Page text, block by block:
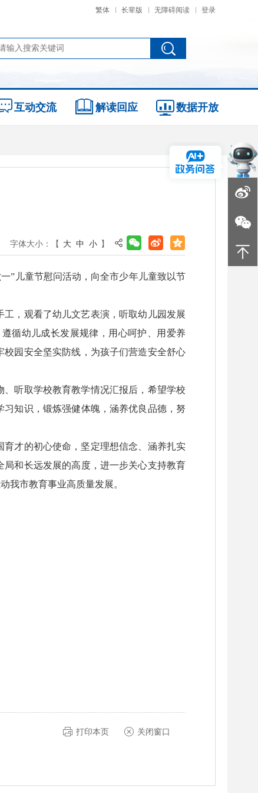
繁体 长辈版 无障碍阅读 登录
互动交流 解读回应 数据开放
字体大小：【 大 中 小 】
”儿童节慰问活动，向全市少年儿童致以节
，观看了幼儿文艺表演，听取幼儿园发展
循幼儿成长发展规律，用心呵护、用爱养
园安全坚实防线，为孩子们营造安全舒心
听取学校教育教学情况汇报后，希望学校
知识，锻炼强健体魄，涵养优良品德，努
才的初心使命，坚定理想信念、涵养扎实
和长远发展的高度，进一步关心支持教育
我市教育事业高质量发展。
打印本页 关闭窗口